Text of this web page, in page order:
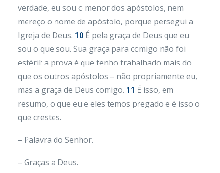
verdade, eu sou o menor dos apóstolos, nem
mereço o nome de apóstolo, porque persegui a
Igreja de Deus. 10 É pela graça de Deus que eu
sou o que sou. Sua graça para comigo não foi
estéril: a prova é que tenho trabalhado mais do
que os outros apóstolos – não propriamente eu,
mas a graça de Deus comigo. 11 É isso, em
resumo, o que eu e eles temos pregado e é isso o
que crestes.
– Palavra do Senhor.
– Graças a Deus.